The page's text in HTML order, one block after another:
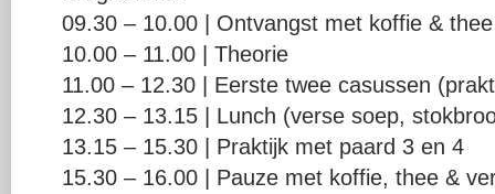
09.30 – 10.00 | Ontvangst met koffie & thee
10.00 – 11.00 | Theorie
11.00 – 12.30 | Eerste twee casussen
12.30 – 13.15 | Lunch (verse soep,
13.15 – 15.30 | Praktijk met paard 3 en 4
15.30 – 16.00 | Pauze met koffie, thee &